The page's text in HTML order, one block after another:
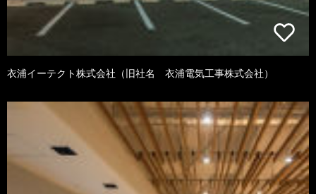
衣浦イーテクト株式会社（旧社名 衣浦電気工事株式会社）